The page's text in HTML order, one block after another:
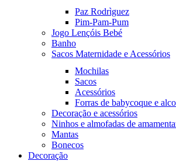
Paz Rodrìguez
Pim-Pam-Pum
Jogo Lençóis Bebé
Banho
Sacos Maternidade e Acessórios
Mochilas
Sacos
Acessórios
Forras de babycoque e
Decoração e acessórios
Ninhos e almofadas de
Mantas
Bonecos
Decoração